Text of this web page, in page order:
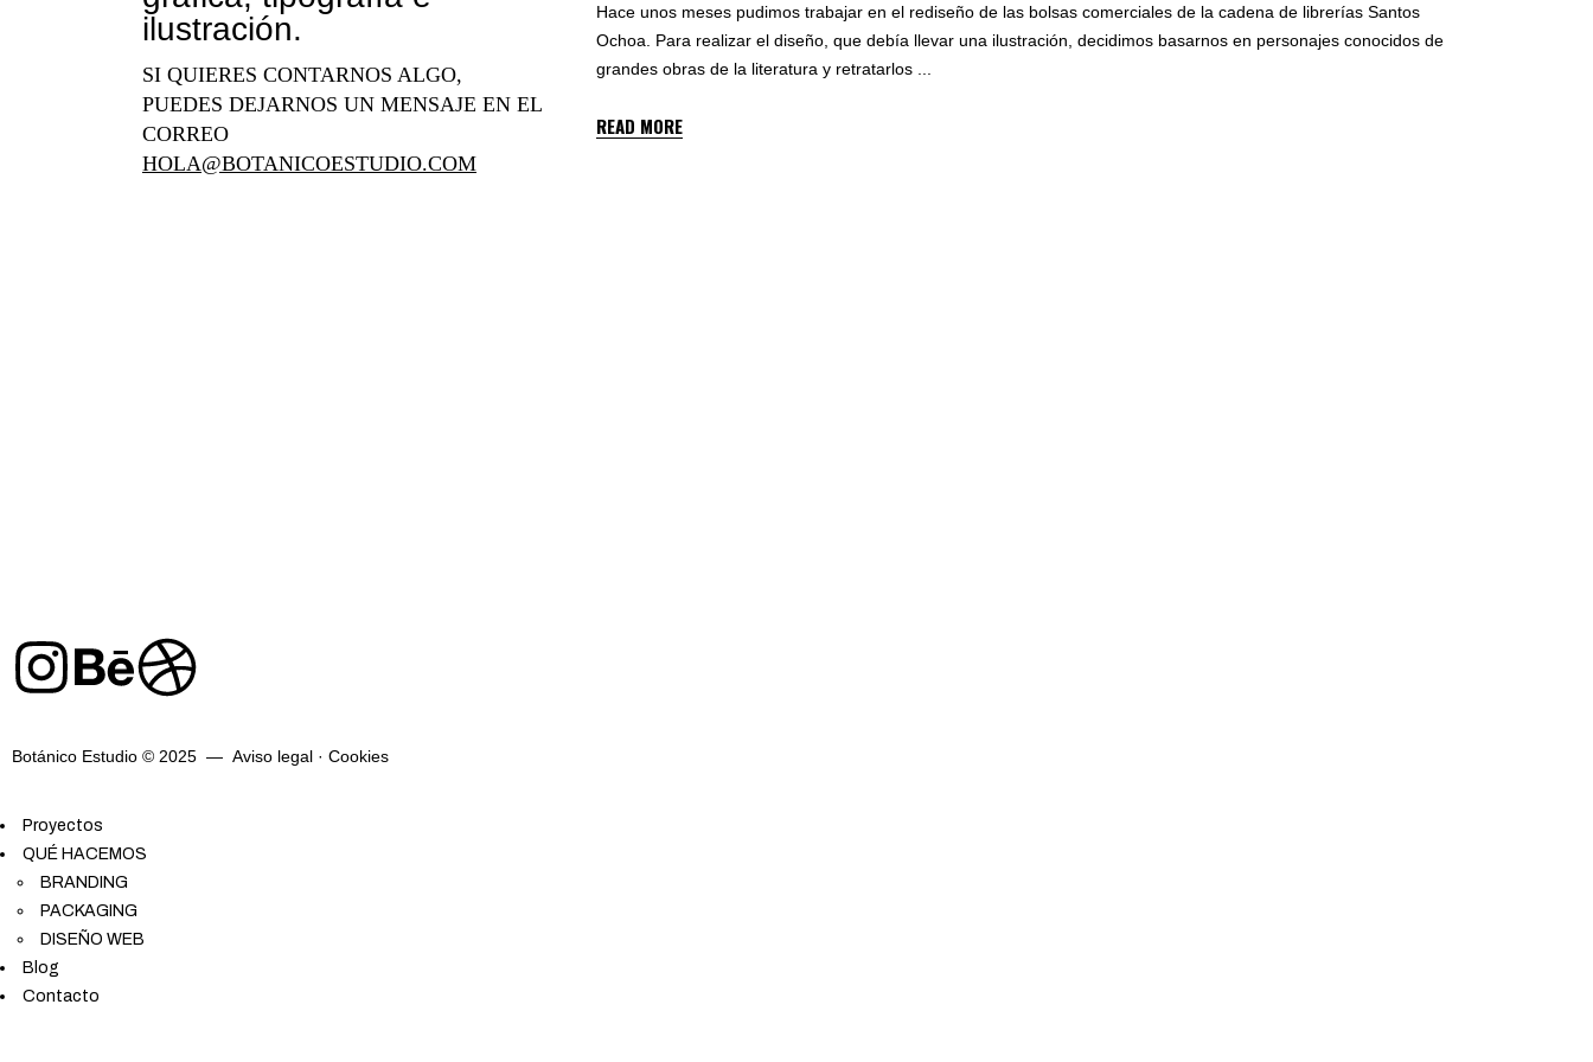
Hace unos meses pudimos trabajar en el rediseño de las bolsas comerciales de la cadena de librerías Santos
Ochoa. Para realizar el diseño, que debía llevar una ilustración, decidimos basarnos en personajes conocidos de
grandes obras de la literatura y retratarlos
READ MORE
ilustración.
SI QUIERES CONTARNOS ALGO,
PUEDES DEJARNOS UN MENSAJE EN EL
CORREO
HOLA@BOTANICOESTUDIO.COM
Botánico Estudio © 2025 — Aviso legal · Cookies
Proyectos
QUÉ HACEMOS
BRANDING
PACKAGING
DISEÑO WEB
Blog
Contacto